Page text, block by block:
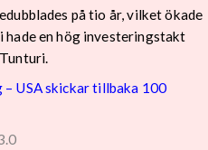
på tio år, vilket ökade
en hög investeringstakt
USA skickar tillbaka 100